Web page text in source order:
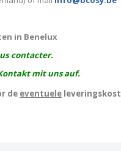
in Benelux
contacter.
mit uns auf.
de eventuele leveringskost